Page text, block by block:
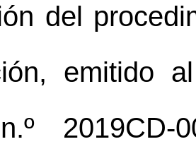
del
emitido
2019CD-